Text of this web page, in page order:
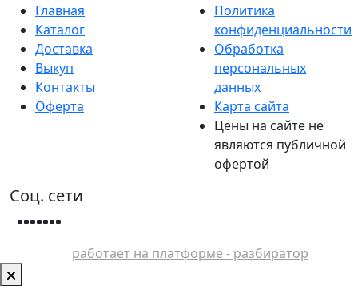
Главная
Каталог
Доставка
Выкуп
Контакты
Оферта
Политика
конфиденциальности
Обработка
персональных
данных
Карта сайта
Цены на сайте не
являются публичной
офертой
Соц. сети
работает на платформе - разбиратор